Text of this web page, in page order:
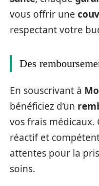
vous offrir une
respectant votre
Des
En souscrivant à
bénéficiez d’un
vos frais médicaux.
réactif et
attentes pour la
soins.